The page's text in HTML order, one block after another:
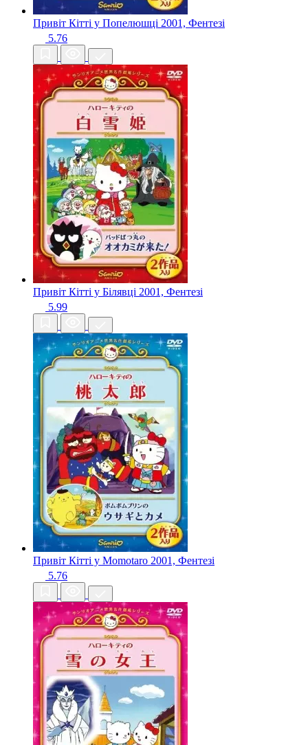
Привіт Кітті у Попелюшці 2001, Фентезі
5.76
Привіт Кітті у Білявці 2001, Фентезі
5.99
Привіт Кітті у Momotaro 2001, Фентезі
5.76